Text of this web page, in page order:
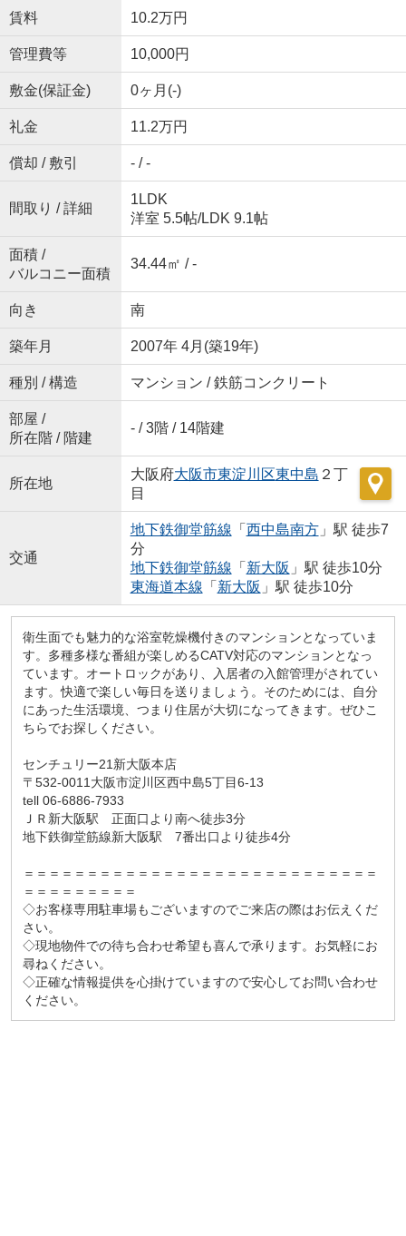
賃料 10.2万円
管理費等 10,000円
敷金(保証金) 0ヶ月(-)
礼金 11.2万円
償却 / 敷引 - / -
間取り / 詳細
1LDK
洋室 5.5帖/LDK 9.1帖
面積 /
バルコニー面積
34.44㎡ / -
向き 南
築年月 2007年 4月(築19年)
種別 / 構造 マンション / 鉄筋コンクリート
部屋 /
所在階 / 階建
- / 3階 / 14階建
所在地
大阪府大阪市東淀川区東中島 ２丁
目
交通
地下鉄御堂筋線 「 西中島南方」駅 徒歩7
分
地下鉄御堂筋線 「 新大阪 」駅 徒歩10分
東海道本線 「 新大阪 」駅 徒歩10分
衛生面でも魅力的な浴室乾燥機付きのマンションとなっていま
す。多種多様な番組が楽しめるCATV対応のマンションとなっ
ています。オートロックがあり、入居者の入館管理がされてい
ます。快適で楽しい毎日を送りましょう。そのためには、自分
にあった生活環境、つまり住居が大切になってきます。ぜひこ
ちらでお探しください。
センチュリー21新大阪本店
〒532-0011大阪市淀川区西中島5丁目6-13
tell 06-6886-7933
ＪＲ新大阪駅 正面口より南へ徒歩3分
地下鉄御堂筋線新大阪駅 7番出口より徒歩4分
＝＝＝＝＝＝＝＝＝＝＝＝＝＝＝＝＝＝＝＝＝＝＝＝＝＝＝＝
＝＝＝＝＝＝＝＝＝
◇お客様専用駐車場もございますのでご来店の際はお伝えくだ
さい。
◇現地物件での待ち合わせ希望も喜んで承ります。お気軽にお
尋ねください。
◇正確な情報提供を心掛けていますので安心してお問い合わせ
ください。